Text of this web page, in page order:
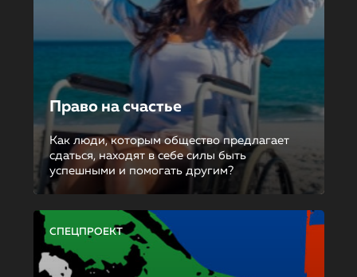
Право на счастье
Как люди, которым общество предлагает
сдаться, находят в себе силы быть
успешными и помогать другим?
СПЕЦПРОЕКТ